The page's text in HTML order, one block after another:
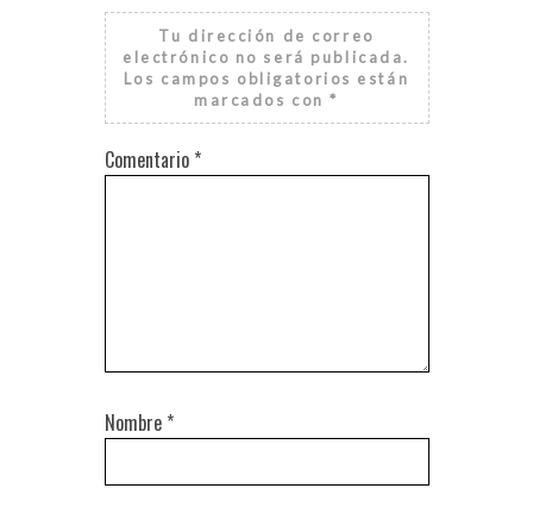
Tu dirección de correo
electrónico no será publicada.
Los campos obligatorios están
marcados con*
Comentario *
Nombre *